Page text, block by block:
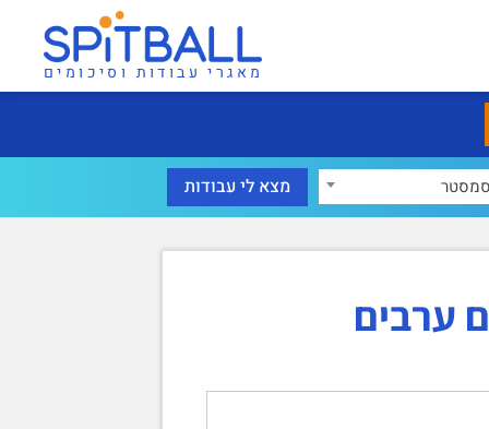
מאגרי עבודות וסיכומים
ערבים